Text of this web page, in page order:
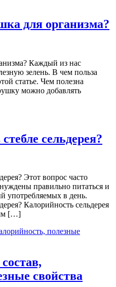
для организма?
Каждый из нас
зелень. В чем польза
статье. Чем полезна
можно добавлять
сельдерея?
Этот вопрос часто
правильно питаться и
употребляемых в день.
Калорийность сельдерея
[…]
свойства